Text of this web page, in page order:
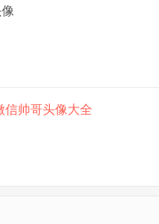
信帅哥头像大全